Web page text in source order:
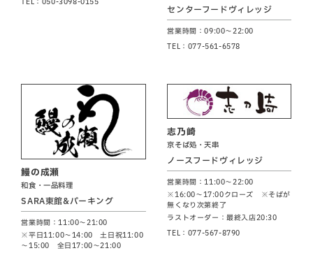
センターフードヴィレッジ
営業時間：09:00～22:00
TEL：077-561-6578
鰻の成瀬
和食・一品料理
SARA東館&パーキング
営業時間：11:00～21:00
※平日11:00～14:00 土日祝11:00
～15:00 全日17:00～21:00
志乃崎
京そば処・天串
ノースフードヴィレッジ
営業時間：11:00～22:00
※16:00～17:00クローズ ※そばが
無くなり次第終了
ラストオーダー：最終入店20:30
TEL：077-567-8790